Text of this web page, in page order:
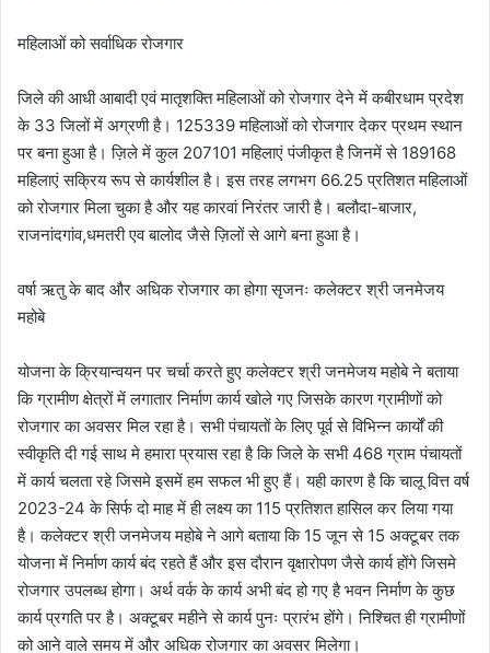
महिलाओं को सर्वाधिक रोजगार
जिले की आधी आबादी एवं मातृशक्ति महिलाओं को रोजगार देने में कबीरधाम प्रदेश
के 33 जिलों में अग्रणी है। 125339 महिलाओं को रोजगार देकर प्रथम स्थान
पर बना हुआ है। ज़िले में कुल 207101 महिलाएं पंजीकृत है जिनमें से 189168
महिलाएं सक्रिय रूप से कार्यशील है। इस तरह लगभग 66.25 प्रतिशत महिलाओं
को रोजगार मिला चुका है और यह कारवां निरंतर जारी है। बलौदा-बाजार,
राजनांदगांव,धमतरी एव बालोद जैसे ज़िलों से आगे बना हुआ है।
वर्षा ऋतु के बाद और अधिक रोजगार का होगा सृजनः कलेक्टर श्री जनमेजय
महोबे
योजना के क्रियान्वयन पर चर्चा करते हुए कलेक्टर श्री जनमेजय महोबे ने बताया
कि ग्रामीण क्षेत्रों में लगातार निर्माण कार्य खोले गए जिसके कारण ग्रामीणों को
रोजगार का अवसर मिल रहा है। सभी पंचायतों के लिए पूर्व से विभिन्न कार्यों की
स्वीकृति दी गई साथ मे हमारा प्रयास रहा है कि जिले के सभी 468 ग्राम पंचायतों
में कार्य चलता रहे जिसमे इसमें हम सफल भी हुए हैं। यही कारण है कि चालू वित्त वर्ष
2023-24 के सिर्फ दो माह में ही लक्ष्य का 115 प्रतिशत हासिल कर लिया गया
है। कलेक्टर श्री जनमेजय महोबे ने आगे बताया कि 15 जून से 15 अक्टूबर तक
योजना में निर्माण कार्य बंद रहते हैं और इस दौरान वृक्षारोपण जैसे कार्य होंगे जिसमे
रोजगार उपलब्ध होगा। अर्थ वर्क के कार्य अभी बंद हो गए है भवन निर्माण के कुछ
कार्य प्रगति पर है। अक्टूबर महीने से कार्य पुनः प्रारंभ होंगे। निश्चित ही ग्रामीणों
को आने वाले समय में और अधिक रोजगार का अवसर मिलेगा।